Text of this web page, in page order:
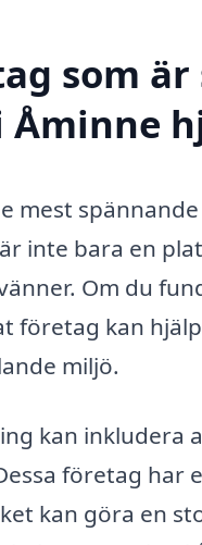
som
mest
inte bara en
Om du
företag kan
miljö.
kan
företag har
kan göra en